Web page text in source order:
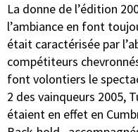
La donne de l’édition
l’ambiance en font
était caractérisée par
compétiteurs
font volontiers le
2 des vainqueurs 2005,
étaient en effet en